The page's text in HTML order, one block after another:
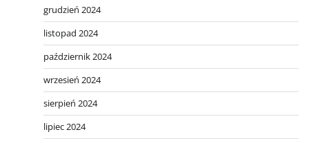
grudzień 2024
listopad 2024
październik 2024
wrzesień 2024
sierpień 2024
lipiec 2024